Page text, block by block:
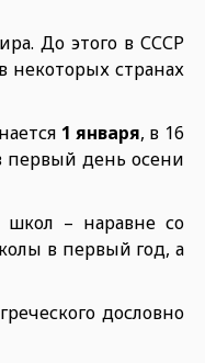
До этого в СССР
некоторых странах
1 января, в 16
первый день осени
школ – наравне со
в первый год, а
дословно